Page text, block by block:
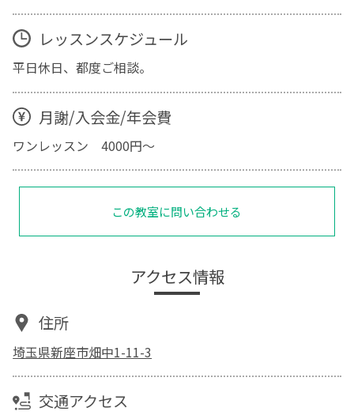
レッスンスケジュール
平日休日、都度ご相談。
月謝/入会金/年会費
ワンレッスン 4000円〜
この教室に問い合わせる
アクセス情報
住所
埼玉県新座市畑中1-11-3
交通アクセス